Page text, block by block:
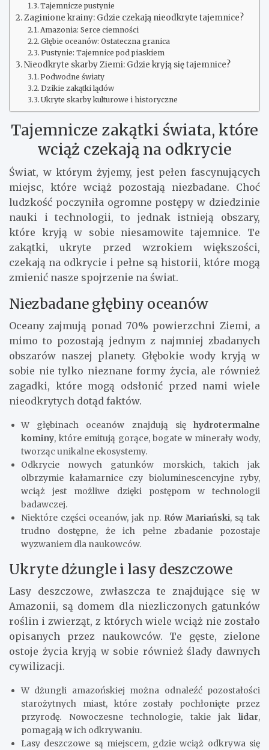
Tajemnicze pustynie
Zaginione krainy: Gdzie czekają nieodkryte tajemnice?
Amazonia: Serce ciemności
Głębie oceanów: Ostateczna granica
Pustynie: Tajemnice pod piaskiem
Nieodkryte skarby Ziemi: Gdzie kryją się tajemnice?
Podwodne światy
Dzikie zakątki lądów
Ukryte skarby kulturowe i historyczne
Tajemnicze zakątki świata, które
wciąż czekają na odkrycie
Świat, w którym żyjemy, jest pełen fascynujących
miejsc, które wciąż pozostają niezbadane. Choć
ludzkość poczyniła ogromne postępy w dziedzinie
nauki i technologii, to jednak istnieją obszary,
które kryją w sobie niesamowite tajemnice. Te
zakątki, ukryte przed wzrokiem większości,
czekają na odkrycie i pełne są historii, które mogą
zmienić nasze spojrzenie na świat.
Niezbadane głębiny oceanów
Oceany zajmują ponad 70% powierzchni Ziemi, a
mimo to pozostają jednym z najmniej zbadanych
obszarów naszej planety. Głębokie wody kryją w
sobie nie tylko nieznane formy życia, ale również
zagadki, które mogą odsłonić przed nami wiele
nieodkrytych dotąd faktów.
W głębinach oceanów znajdują się hydrotermalne
kominy, które emitują gorące, bogate w minerały wody,
tworząc unikalne ekosystemy.
Odkrycie nowych gatunków morskich, takich jak
olbrzymie kałamarnice czy bioluminescencyjne ryby,
wciąż jest możliwe dzięki postępom w technologii
badawczej.
Niektóre części oceanów, jak np. Rów Mariański, są tak
trudno dostępne, że ich pełne zbadanie pozostaje
wyzwaniem dla naukowców.
Ukryte dżungle i lasy deszczowe
Lasy deszczowe, zwłaszcza te znajdujące się w
Amazonii, są domem dla niezliczonych gatunków
roślin i zwierząt, z których wiele wciąż nie zostało
opisanych przez naukowców. Te gęste, zielone
ostoje życia kryją w sobie również ślady dawnych
cywilizacji.
W dżungli amazońskiej można odnaleźć pozostałości
starożytnych miast, które zostały pochłonięte przez
przyrodę. Nowoczesne technologie, takie jak lidar,
pomagają w ich odkrywaniu.
Lasy deszczowe są miejscem, gdzie wciąż odkrywa się